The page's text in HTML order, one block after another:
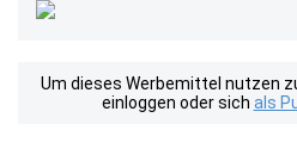
Um dieses Werbemittel nutzen
einloggen oder sich als